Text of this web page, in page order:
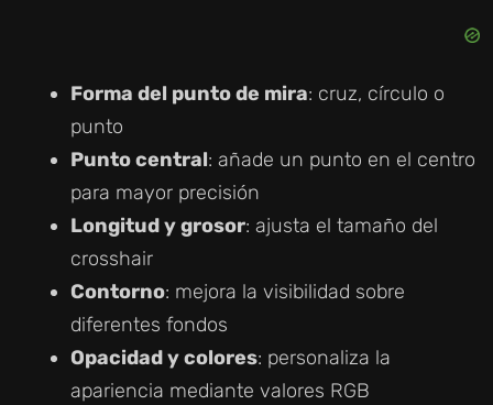
Forma del punto de mira: cruz, círculo o
punto
Punto central: añade un punto en el centro
para mayor precisión
Longitud y grosor: ajusta el tamaño del
crosshair
Contorno: mejora la visibilidad sobre
diferentes fondos
Opacidad y colores: personaliza la
apariencia mediante valores RGB